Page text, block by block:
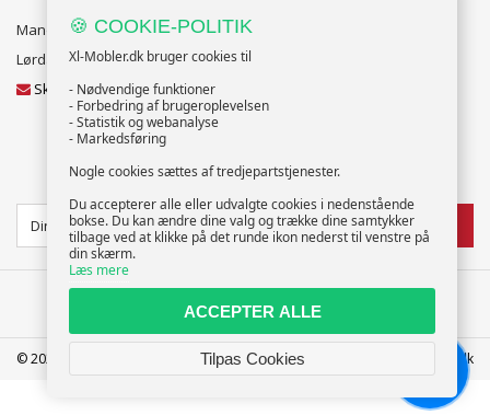
© 2025 XL-Møbler ApS | CVR: 39586207 | FREDERICIA | info@xl-mobler.dk
Mandag til Fredag 10:00 til 18:00
Lørdag og Søndag 10:00 til 16:00
Skriv til vores kundeservice
NYHEDSBREV
TILMELD
🍪 COOKIE-POLITIK
Xl-Mobler.dk bruger cookies til
- Nødvendige funktioner
- Forbedring af brugeroplevelsen
- Statistik og webanalyse
- Markedsføring
Nogle cookies sættes af tredjepartstjenester.
Du accepterer alle eller udvalgte cookies i nedenstående
bokse. Du kan ændre dine valg og trække dine samtykker
tilbage ved at klikke på det runde ikon nederst til venstre på
din skærm.
Læs mere
ACCEPTER ALLE
Tilpas Cookies